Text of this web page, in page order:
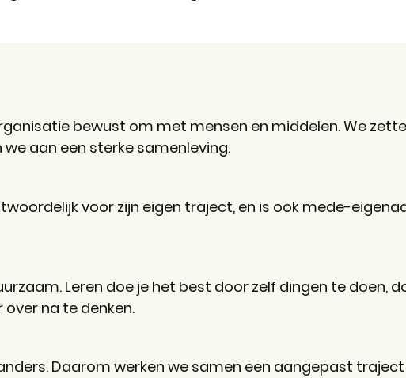
bewust om met mensen en middelen. We
aan een sterke samenleving.
voor zijn eigen traject, en is ook mede-
Leren doe je het best door zelf dingen te doen,
over na te denken.
Daarom werken we samen een aangepast